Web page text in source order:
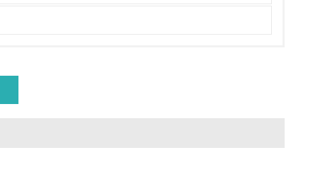
減目標や計画を立てている
っている